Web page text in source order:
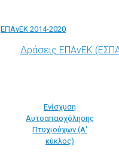
ΕΠΑνΕΚ 2014-2020
Δράσεις ΕΠΑνΕΚ
Ενίσχυση
Αυτοαπασχόλησης
Πτυχιούχων (Α'
κύκλος)